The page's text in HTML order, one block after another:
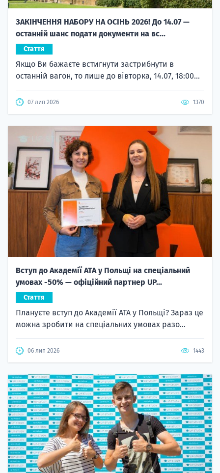
ЗАКІНЧЕННЯ НАБОРУ НА ОСІНЬ 2026! До 14.07 —
останній шанс подати документи на вс...
Стаття
Якщо Ви бажаєте встигнути застрибнути в
останній вагон, то лише до вівторка, 14.07, 18:00...
07 лип 2026 1370
Вступ до Академії ATA у Польщі на спеціальний
умовах -50% — офіційний партнер UP...
Стаття
Плануєте вступ до Академії ATA у Польщі? Зараз це
можна зробити на спеціальних умовах разо...
06 лип 2026 1443